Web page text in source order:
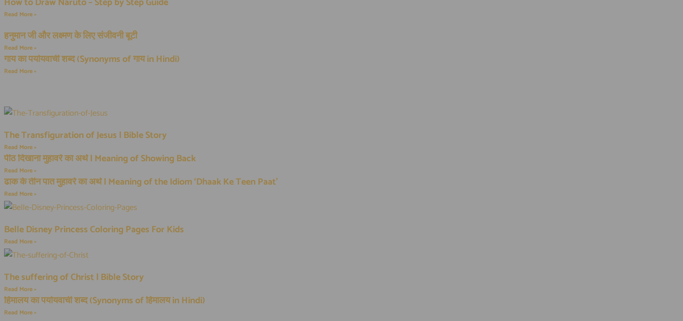
Read More »
हनुमान जी और लक्ष्मण के लिए संजीवनी बूटी
Read More »
गाय का पर्यायवाची शब्द (Synonyms of गाय in Hindi)
Read More »
The Transfiguration of Jesus | Bible Story
Read More »
पीठ दिखाना मुहावरे का अर्थ | Meaning of Showing Back
Read More »
ढाक के तीन पात मुहावरे का अर्थ | Meaning of the Idiom ‘Dhaak Ke Teen Paat’
Read More »
Belle Disney Princess Coloring Pages For Kids
Read More »
The suffering of Christ | Bible Story
Read More »
हिमालय का पर्यायवाची शब्द (Synonyms of हिमालय in Hindi)
Read More »